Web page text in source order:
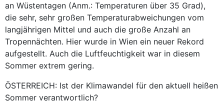
an Wüstentagen (Anm.: Temperaturen über 35 Grad),
die sehr, sehr großen Temperaturabweichungen vom
langjährigen Mittel und auch die große Anzahl an
Tropennächten. Hier wurde in Wien ein neuer Rekord
aufgestellt. Auch die Luftfeuchtigkeit war in diesem
Sommer extrem gering.
ÖSTERREICH: Ist der Klimawandel für den aktuell heißen
Sommer verantwortlich?